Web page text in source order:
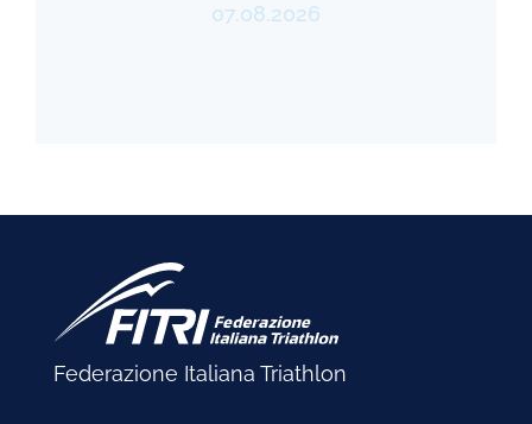
07.08.2026
Federazione Italiana Triathlon